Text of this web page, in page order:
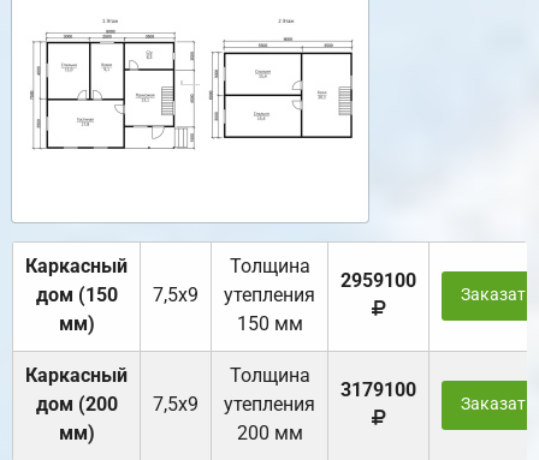
Каркасный
дом (150
мм)
7,5х9
Толщина
утепления
150 мм
2959100
Заказать
Каркасный
дом (200
мм)
7,5х9
Толщина
утепления
200 мм
3179100
Заказать